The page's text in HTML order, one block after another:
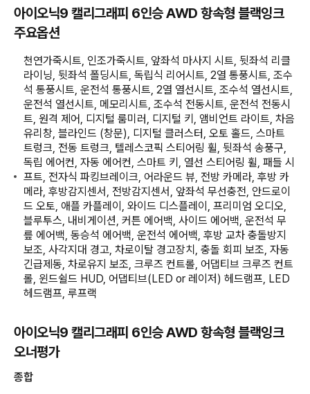
아이오닉9 캘리그래피 6인승 AWD 항속형 블랙잉크
주요옵션
천연가죽시트, 인조가죽시트, 앞좌석 마사지 시트, 뒷좌석 리클
라이닝, 뒷좌석 폴딩시트, 독립식 리어시트, 2열 통풍시트, 조수
석 통풍시트, 운전석 통풍시트, 2열 열선시트, 조수석 열선시트,
운전석 열선시트, 메모리시트, 조수석 전동시트, 운전석 전동시
트, 원격 제어, 디지털 룸미러, 디지털 키, 앰비언트 라이트, 차음
유리창, 블라인드 (창문), 디지털 클러스터, 오토 홀드, 스마트
트렁크, 전동 트렁크, 텔레스코픽 스티어링 휠, 뒷좌석 송풍구,
독립 에어컨, 자동 에어컨, 스마트 키, 열선 스티어링 휠, 패들 시
프트, 전자식 파킹브레이크, 어라운드 뷰, 전방 카메라, 후방 카
메라, 후방감지센서, 전방감지센서, 앞좌석 무선충전, 안드로이
드 오토, 애플 카플레이, 와이드 디스플레이, 프리미엄 오디오,
블루투스, 내비게이션, 커튼 에어백, 사이드 에어백, 운전석 무
릎 에어백, 동승석 에어백, 운전석 에어백, 후방 교차 충돌방지
보조, 사각지대 경고, 차로이탈 경고장치, 충돌 회피 보조, 자동
긴급제동, 차로유지 보조, 크루즈 컨트롤, 어댑티브 크루즈 컨트
롤, 윈드쉴드 HUD, 어댑티브(LED or 레이저) 헤드램프, LED
헤드램프, 루프랙
아이오닉9 캘리그래피 6인승 AWD 항속형 블랙잉크
오너평가
종합